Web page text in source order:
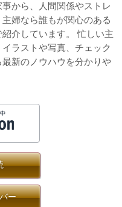
から、人間関係やストレ
婦なら誰もが関心のある
介しています。 忙しい主
ラストや写真、チェック
新のノウハウを分かりや
ー